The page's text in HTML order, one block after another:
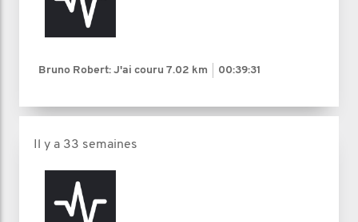
Bruno Robert: J'ai couru 7.02 km 00:39:31
Il y a 33 semaines